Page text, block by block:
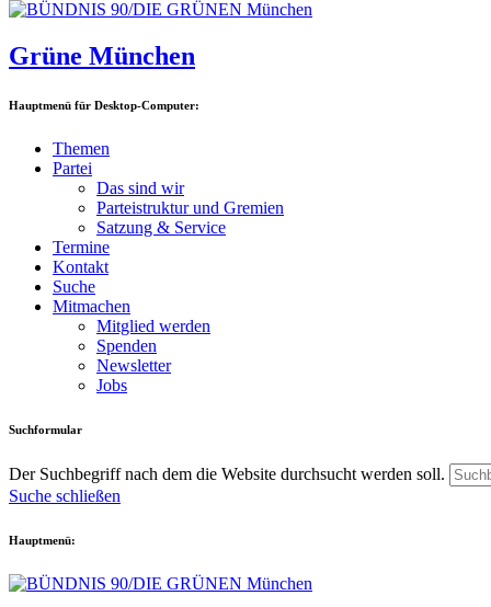
Grüne München
Hauptmenü für Desktop-Computer:
Themen
Partei
Das sind wir
Parteistruktur und Gremien
Satzung & Service
Termine
Kontakt
Suche
Mitmachen
Mitglied werden
Spenden
Newsletter
Jobs
Suchformular
Der Suchbegriff nach dem die Website durchsucht werden soll.
Suche schließen
Hauptmenü: